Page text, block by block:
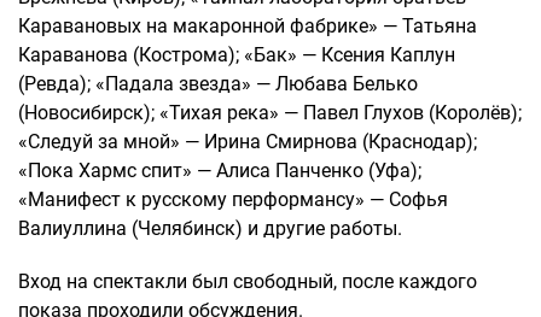
Каравановых на макаронной фабрике» — Татьяна
Караванова (Кострома); «Бак» — Ксения Каплун
(Ревда); «Падала звезда» — Любава Белько
(Новосибирск); «Тихая река» — Павел Глухов (Королёв);
«Следуй за мной» — Ирина Смирнова (Краснодар);
«Пока Хармс спит» — Алиса Панченко (Уфа);
«Манифест к русскому перформансу» — Софья
Валиуллина (Челябинск) и другие работы.
Вход на спектакли был свободный, после каждого
показа проходили обсуждения.